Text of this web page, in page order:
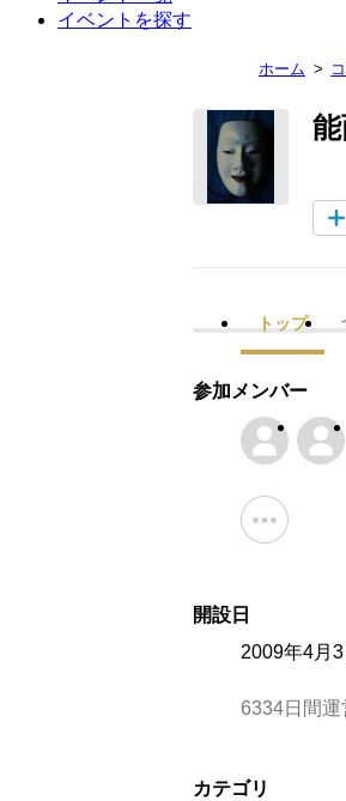
イベントを探す
ホーム
能
トップ
参加メンバー
開設日
2009年4月3
6334日間運
カテゴリ